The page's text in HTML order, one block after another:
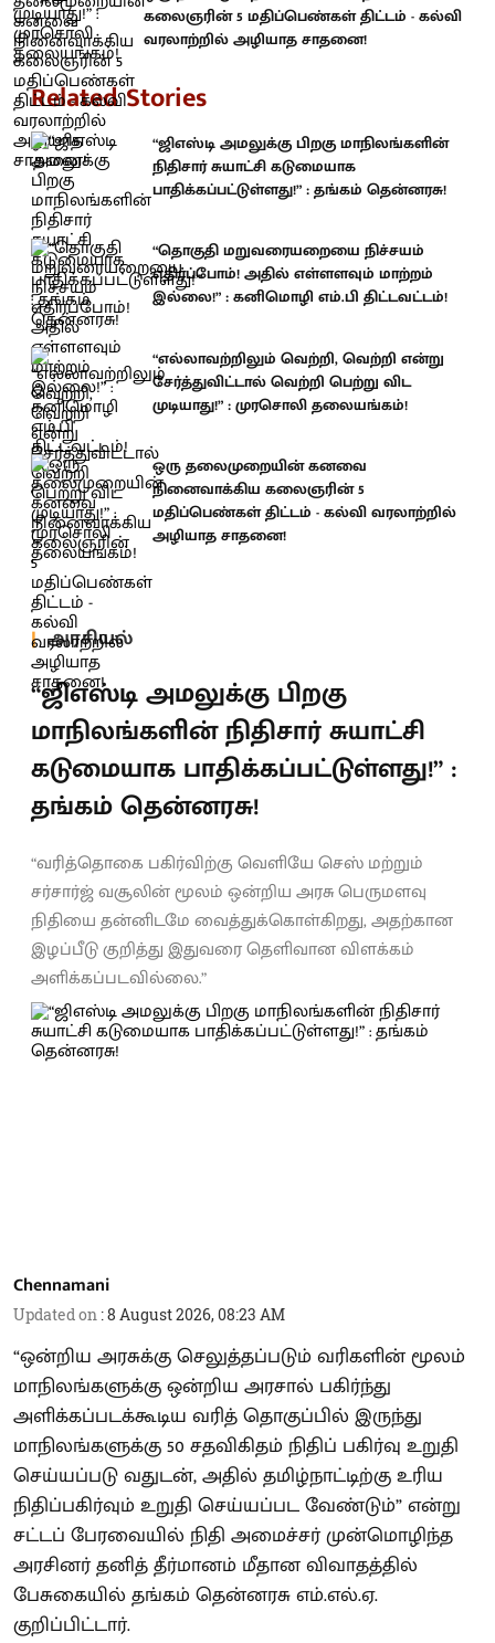
கலைஞரின் 5 மதிப்பெண்கள் திட்டம் - கல்வி
வரலாற்றில் அழியாத சாதனை!
Related Stories
“ஜிஎஸ்டி அமலுக்கு பிறகு மாநிலங்களின்
நிதிசார் சுயாட்சி கடுமையாக
பாதிக்கப்பட்டுள்ளது!” : தங்கம் தென்னரசு!
“தொகுதி மறுவரையறையை நிச்சயம்
எதிர்ப்போம்! அதில் எள்ளளவும் மாற்றம்
இல்லை!” : கனிமொழி எம்.பி திட்டவட்டம்!
“எல்லாவற்றிலும் வெற்றி, வெற்றி என்று
சேர்த்துவிட்டால் வெற்றி பெற்று விட
முடியாது!” : முரசொலி தலையங்கம்!
ஒரு தலைமுறையின் கனவை
நினைவாக்கிய கலைஞரின் 5
மதிப்பெண்கள் திட்டம் - கல்வி வரலாற்றில்
அழியாத சாதனை!
அரசியல்
“ஜிஎஸ்டி அமலுக்கு பிறகு
மாநிலங்களின் நிதிசார் சுயாட்சி
கடுமையாக பாதிக்கப்பட்டுள்ளது!” :
தங்கம் தென்னரசு!
“வரித்தொகை பகிர்விற்கு வெளியே செஸ் மற்றும்
சர்சார்ஜ் வசூலின் மூலம் ஒன்றிய அரசு பெருமளவு
நிதியை தன்னிடமே வைத்துக்கொள்கிறது, அதற்கான
இழப்பீடு குறித்து இதுவரை தெளிவான விளக்கம்
அளிக்கப்படவில்லை.”
Chennamani
Updated on :8 August 2026, 08:23 AM
“ஒன்றிய அரசுக்கு செலுத்தப்படும் வரிகளின் மூலம்
மாநிலங்களுக்கு ஒன்றிய அரசால் பகிர்ந்து
அளிக்கப்படக்கூடிய வரித் தொகுப்பில் இருந்து
மாநிலங்களுக்கு 50 சதவிகிதம் நிதிப் பகிர்வு உறுதி
செய்யப்படு வதுடன், அதில் தமிழ்நாட்டிற்கு உரிய
நிதிப்பகிர்வும் உறுதி செய்யப்பட வேண்டும்” என்று
சட்டப் பேரவையில் நிதி அமைச்சர் முன்மொழிந்த
அரசினர் தனித் தீர்மானம் மீதான விவாதத்தில்
பேசுகையில் தங்கம் தென்னரசு எம்.எல்.ஏ.
குறிப்பிட்டார்.